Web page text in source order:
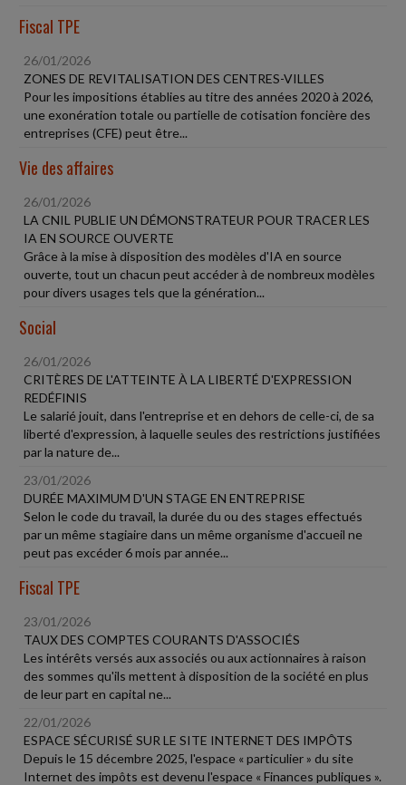
Fiscal TPE
26/01/2026
ZONES DE REVITALISATION DES CENTRES-VILLES
Pour les impositions établies au titre des années 2020 à 2026,
une exonération totale ou partielle de cotisation foncière des
entreprises (CFE) peut être...
Vie des affaires
26/01/2026
LA CNIL PUBLIE UN DÉMONSTRATEUR POUR TRACER LES
IA EN SOURCE OUVERTE
Grâce à la mise à disposition des modèles d'IA en source
ouverte, tout un chacun peut accéder à de nombreux modèles
pour divers usages tels que la génération...
Social
26/01/2026
CRITÈRES DE L'ATTEINTE À LA LIBERTÉ D'EXPRESSION
REDÉFINIS
Le salarié jouit, dans l'entreprise et en dehors de celle-ci, de sa
liberté d'expression, à laquelle seules des restrictions justifiées
par la nature de...
23/01/2026
DURÉE MAXIMUM D'UN STAGE EN ENTREPRISE
Selon le code du travail, la durée du ou des stages effectués
par un même stagiaire dans un même organisme d'accueil ne
peut pas excéder 6 mois par année...
Fiscal TPE
23/01/2026
TAUX DES COMPTES COURANTS D'ASSOCIÉS
Les intérêts versés aux associés ou aux actionnaires à raison
des sommes qu'ils mettent à disposition de la société en plus
de leur part en capital ne...
22/01/2026
ESPACE SÉCURISÉ SUR LE SITE INTERNET DES IMPÔTS
Depuis le 15 décembre 2025, l'espace « particulier » du site
Internet des impôts est devenu l'espace « Finances publiques ».